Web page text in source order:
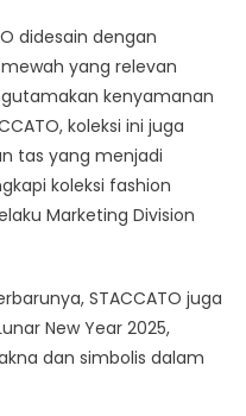
didesain dengan
yang relevan
kenyamanan
koleksi ini juga
tas yang menjadi
koleksi fashion
Marketing Division
STACCATO juga
New Year 2025,
dan simbolis dalam